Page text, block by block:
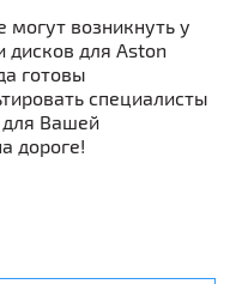
возникнуть у
дисков для Aston
готовы
специалисты
Вашей
дороге!